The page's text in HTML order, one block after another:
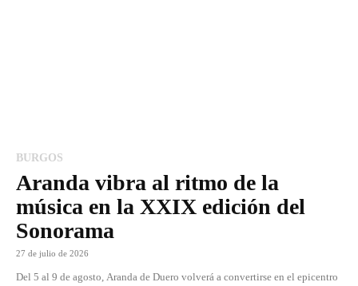
BURGOS
Aranda vibra al ritmo de la
música en la XXIX edición del
Sonorama
27 de julio de 2026
Del 5 al 9 de agosto, Aranda de Duero volverá a convertirse en el epicentro